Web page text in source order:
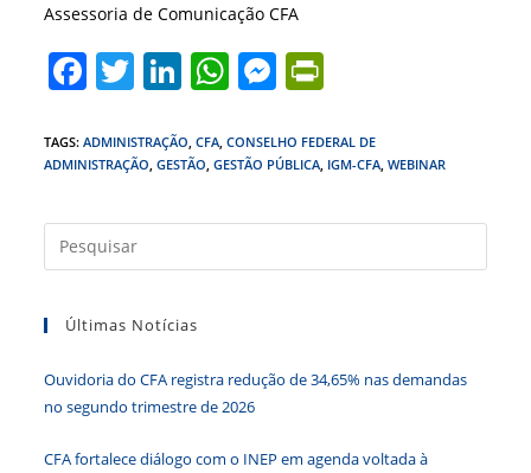
Assessoria de Comunicação CFA
F
c
e
b
o
k
T
itt
er
Li
k
e
dI
n
W
at
s
A
p
M
ss
e
n
g
tF
ri
e
n
TAGS:ADMINISTRAÇÃO CFA CONSELHO FEDERAL DE
ADMINISTRAÇÃO GESTÃO GESTÃO PÚBLICA IGM-CFA WEBINAR
a
Últimas Notícias
Ouvidoria do CFA registra redução de 34,65% nas demandas
no segundo trimestre de 2026
CFA fortalece diálogo com o INEP em agenda voltada à